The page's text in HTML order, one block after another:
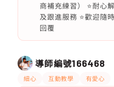
商補充練習） ⭐️耐心
及跟進服務 ⭐️歡迎
回覆
導師編號166468
細心 互動教學 有愛心